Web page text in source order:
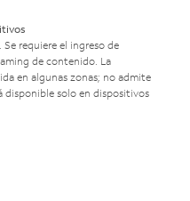
requiere el ingreso de
de contenido. La
en algunas zonas; no admite
disponible solo en dispositivos